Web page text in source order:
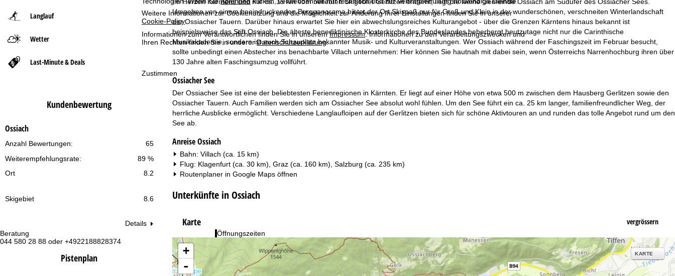
Weitere Informationen zur Cookienutzung und die Möglichkeit zur Änderung Ihrer Einstellungen finden Sie in unserer
Cookie-Policy.
Informationen zum Verantwortlichen finden Sie in unseremImpressum. Informationen zu den Verarbeitungszwecken und
Ihren Rechten finden Sie in unsererDatenschutzerklärung.
Zustimmen
Beratung
044 580 28 88 oder +4922188828374
Öffnungszeiten
Mo-Do:
09:00-17:00 Uhr
Fr:
09:00-15:00 Uhr
Sa-So:
geschlossen
Langlauf
Wetter
Last-Minute & Deals
Kundenbewertung
Ossiach
65
Anzahl Bewertungen:
89 %
Weiterempfehlungsrate:
Ort
8.2
Skigebiet 8.6
Details
Pistenplan
t
s
e
i
t
e
Umgeben von einem beeindruckenden Bergpanorama bietet der Ort Skispaß pur für Groß und Klein in der wunderschönen, verschneiten Winterlandschaft
der Ossiacher Tauern. Darüber hinaus erwartet Sie hier ein abwechslungsreiches Kulturangebot - über die Grenzen Kärntens hinaus bekannt ist
beispielsweise das Stift Ossiach. Die älteste benediktinische Klosterkirche des Bundeslandes beherbergt heutzutage nicht nur die Carinthische
Musikakademie, sondern ist auch Schauplatz bekannter Musik- und Kulturveranstaltungen. Wer Ossiach während der Faschingszeit im Februar besucht,
sollte unbedingt einen Abstecher ins benachbarte Villach unternehmen: Hier können Sie hautnah mit dabei sein, wenn Österreichs Narrenhochburg ihren über
130 Jahre alten Faschingsumzug vollführt.
Ossiacher See
Der Ossiacher See ist eine der beliebtesten Ferienregionen in Kärnten. Er liegt auf einer Höhe von etwa 500 m zwischen dem Hausberg Gerlitzen sowie den
Ossiacher Tauern. Auch Familien werden sich am Ossiacher See absolut wohl fühlen. Um den See führt ein ca. 25 km langer, familienfreundlicher Weg, der
herrliche Ausblicke ermöglicht. Verschiedene Langlaufloipen auf der Gerlitzen bieten sich für schöne Aktivtouren an und runden das tolle Angebot rund um den
See ab.
Anreise Ossiach
Bahn: Villach (ca. 15 km)
Flug: Klagenfurt (ca. 30 km), Graz (ca. 160 km), Salzburg (ca. 235 km)
Routenplaner in Google Mapsöffnen
Unterkünfte in Ossiach
Karte vergrössern
+
-
KARTE